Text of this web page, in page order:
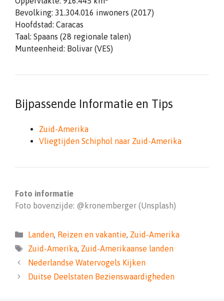
Bevolking: 31.304.016 inwoners (2017)
Hoofdstad: Caracas
Taal: Spaans (28 regionale talen)
Munteenheid: Bolivar (VES)
Bijpassende Informatie en Tips
Zuid-Amerika
Vliegtijden Schiphol naar Zuid-Amerika
Foto informatie
Foto bovenzijde: @kronemberger (Unsplash)
Categorieën
Landen, Reizen en vakantie, Zuid-Amerika
Tags
Zuid-Amerika, Zuid-Amerikaanse landen
Nederlandse Watervogels Kijken
Duitse Deelstaten Bezienswaardigheden